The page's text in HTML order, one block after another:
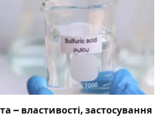
– властивості, застосування